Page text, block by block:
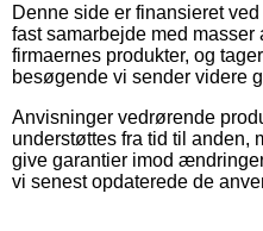
Denne side er finansieret
fast samarbejde med
firmaernes produkter, og
besøgende vi sender videre
Anvisninger vedrørende
understøttes fra tid til anden,
give garantier imod
vi senest opdaterede de